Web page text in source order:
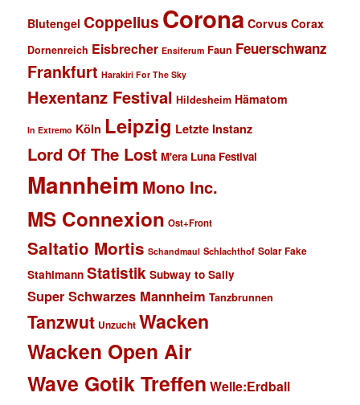
Blutengel Coppelius Corona Corvus Corax
Dornenreich Eisbrecher Ensiferum Faun Feuerschwanz
Frankfurt Harakiri For The Sky
Hexentanz Festival Hildesheim Hämatom
In Extremo Köln Leipzig Letzte Instanz
Lord Of The Lost M'era Luna Festival
Mannheim Mono Inc.
MS Connexion Ost+Front
Saltatio Mortis Schandmaul Schlachthof Solar Fake
Stahlmann Statistik Subway to Sally
Super Schwarzes Mannheim Tanzbrunnen
Tanzwut Unzucht Wacken
Wacken Open Air
Wave Gotik Treffen Welle:Erdball